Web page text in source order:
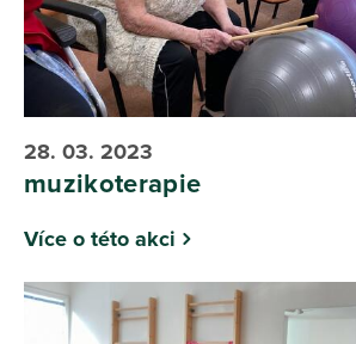
28. 03. 2023
muzikoterapie
Více o této akci